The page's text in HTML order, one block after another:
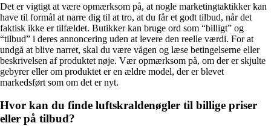
Det er vigtigt at være opmærksom på, at nogle marketingtaktikker kan
have til formål at narre dig til at tro, at du får et godt tilbud, når det
faktisk ikke er tilfældet. Butikker kan bruge ord som “billigt” og
“tilbud” i deres annoncering uden at levere den reelle værdi. For at
undgå at blive narret, skal du være vågen og læse betingelserne eller
beskrivelsen af produktet nøje. Vær opmærksom på, om der er skjulte
gebyrer eller om produktet er en ældre model, der er blevet
markedsført som om det er nyt.
Hvor kan du finde luftskraldenøgler til billige priser
eller på tilbud?